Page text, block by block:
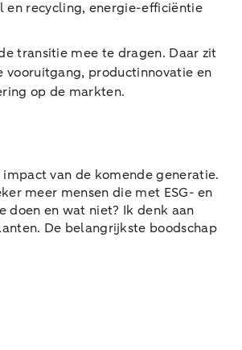
en recycling, energie-efficiëntie
transitie mee te dragen. Daar zit
vooruitgang, productinnovatie en
op de markten.
van de komende generatie.
meer mensen die met ESG- en
doen en wat niet? Ik denk aan
De belangrijkste boodschap